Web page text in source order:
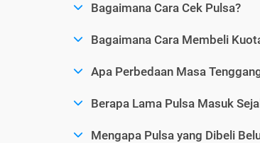
Bagaimana Cara Cek Pulsa?
Bagaimana Cara Membeli
Apa Perbedaan Masa
Berapa Lama Pulsa Masuk
Mengapa Pulsa yang Dibeli